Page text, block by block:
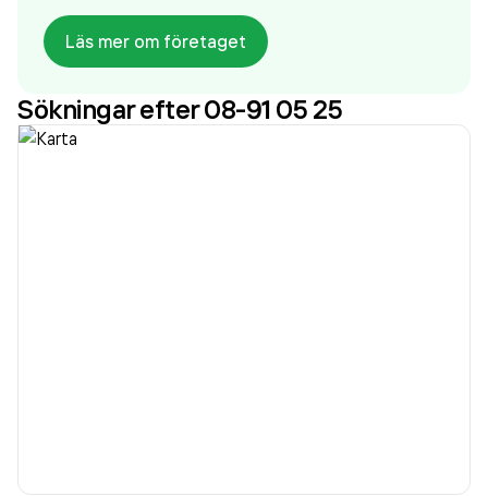
Stor-Stockholm och Mälardalen. Välkommen att
fråga oss om allt som rör ventilation.
Läs mer om företaget
Sökningar efter 08-91 05 25